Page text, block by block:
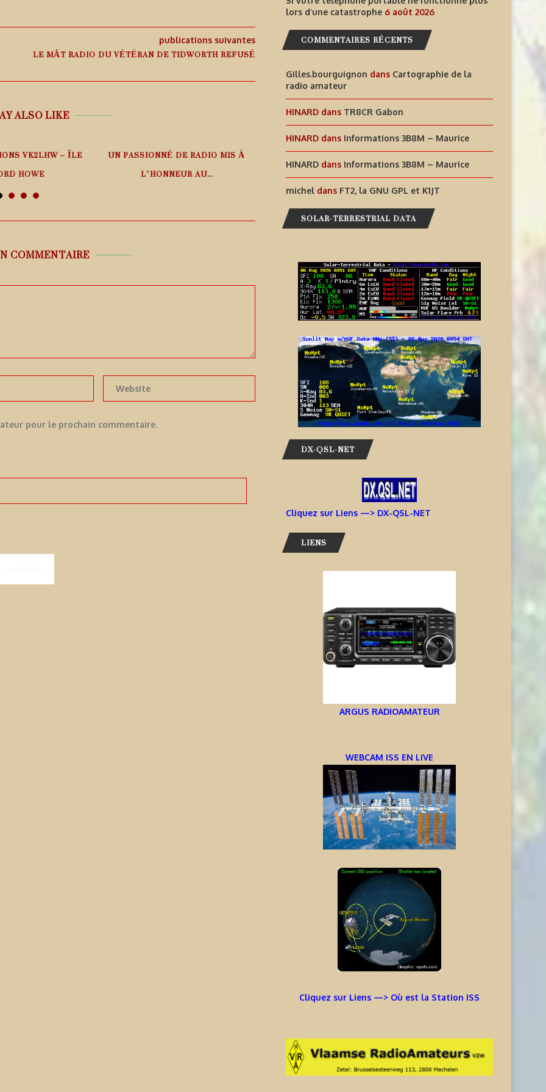
publications suivantes
LE MÂT RADIO DU VÉTÉRAN DE TIDWORTH REFUSÉ
ALSO LIKE
VK2LHW – ÎLE
HOWE
août 2026
UN PASSIONNÉ DE RADIO MIS À
L’HONNEUR AU...
INFORMATIONS T30GI –
RÉPUBLIQUE DE KIRIBATI
6 août 2026
SI VOTRE TÉLÉPHONE
NE FONCTIONNE PLUS
COMMENTAIRE
pour le prochain commentaire.
lors d’une catastrophe 6 août 2026
COMMENTAIRES RÉCENTS
Gilles.bourguignon dans Cartographie de la
radio amateur
HINARD dans TR8CR Gabon
HINARD dans Informations 3B8M – Maurice
HINARD dans Informations 3B8M – Maurice
michel dans FT2, la GNU GPL et K1JT
SOLAR-TERRESTRIAL DATA
DX-QSL-NET
Cliquez sur Liens —> DX-QSL-NET
LIENS
ARGUS RADIOAMATEUR
WEBCAM ISS EN LIVE
Cliquez sur Liens —> Où est la Station ISS